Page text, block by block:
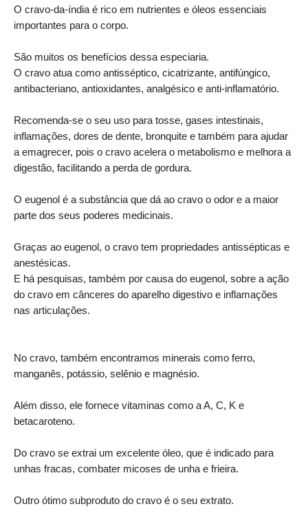
O cravo-da-índia é rico em nutrientes e óleos essenciais
importantes para o corpo.
São muitos os benefícios dessa especiaria.
O cravo atua como antisséptico, cicatrizante, antifúngico,
antibacteriano, antioxidantes, analgésico e anti-inflamatório.
Recomenda-se o seu uso para tosse, gases intestinais,
inflamações, dores de dente, bronquite e também para ajudar
a emagrecer, pois o cravo acelera o metabolismo e melhora a
digestão, facilitando a perda de gordura.
O eugenol é a substância que dá ao cravo o odor e a maior
parte dos seus poderes medicinais.
Graças ao eugenol, o cravo tem propriedades antissépticas e
anestésicas.
E há pesquisas, também por causa do eugenol, sobre a ação
do cravo em cânceres do aparelho digestivo e inflamações
nas articulações.
No cravo, também encontramos minerais como ferro,
manganês, potássio, selênio e magnésio.
Além disso, ele fornece vitaminas como a A, C, K e
betacaroteno.
Do cravo se extrai um excelente óleo, que é indicado para
unhas fracas, combater micoses de unha e frieira.
Outro ótimo subproduto do cravo é o seu extrato.